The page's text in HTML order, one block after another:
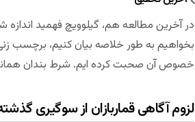
در آخرین مطالعه هم، گیلوویچ فهمید
بخواهیم به طور خلاصه بیان کنیم، برچسب
خصوص آن صحبت کرده ایم. شرط بندان همانند
لزوم آگاهی قماربازان از سوگیری گذشته